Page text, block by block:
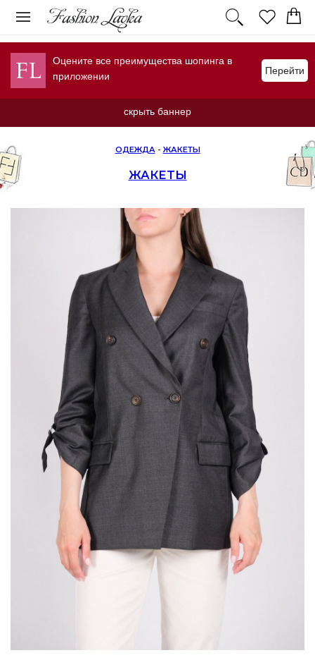
Оцените все преимущества шопинга в
приложении
Перейти
скрыть баннер
ОДЕЖДА- ЖАКЕТЫ
ЖАКЕТЫ